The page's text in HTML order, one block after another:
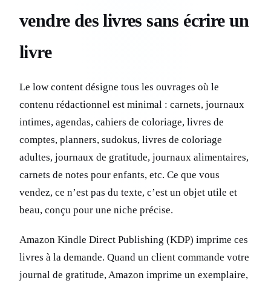
vendre des livres sans écrire un
livre
Le low content désigne tous les ouvrages où le
contenu rédactionnel est minimal : carnets, journaux
intimes, agendas, cahiers de coloriage, livres de
comptes, planners, sudokus, livres de coloriage
adultes, journaux de gratitude, journaux alimentaires,
carnets de notes pour enfants, etc. Ce que vous
vendez, ce n’est pas du texte, c’est un objet utile et
beau, conçu pour une niche précise.
Amazon Kindle Direct Publishing (KDP) imprime ces
livres à la demande. Quand un client commande votre
journal de gratitude, Amazon imprime un exemplaire,